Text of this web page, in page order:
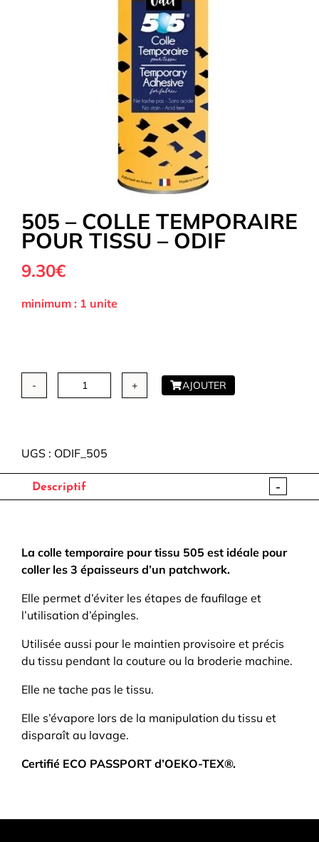
Autour de la couture
Exclusivité WEB
505 – COLLE TEMPORAIRE
POUR TISSU – ODIF
9.30€
minimum : 1 unite
quantité
Colle
Temporaire
Odif
AJOUTER
UGS : ODIF_505
Descriptif -
La colle temporaire pour tissu 505 est idéale pour
coller les 3 épaisseurs d’un patchwork.
Elle permet d’éviter les étapes de faufilage et
l’utilisation d’épingles.
Utilisée aussi pour le maintien provisoire et précis
du tissu pendant la couture ou la broderie machine.
Elle ne tache pas le tissu.
Elle s’évapore lors de la manipulation du tissu et
disparaît au lavage.
Certifié ECO PASSPORT d’OEKO-TEX®.